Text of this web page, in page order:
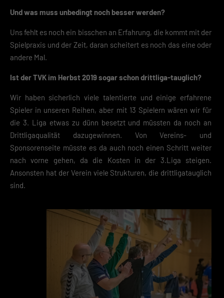
Und was muss unbedingt noch besser werden?
Uns fehlt es noch ein bisschen an Erfahrung, die kommt mit der
Spielpraxis und der Zeit, daran scheitert es noch das eine oder
andere Mal.
Ist der TVK im Herbst 2019 sogar schon drittliga-tauglich?
Wir haben sicherlich viele talentierte und einige erfahrene
Spieler in unseren Reihen, aber mit 13 Spielern wären wir für
die 3. Liga etwas zu dünn besetzt und müssten da noch an
Drittligaqualität dazugewinnen. Von Vereins- und
Sponsorenseite müsste es da auch noch einen Schritt weiter
nach vorne gehen, da die Kosten in der 3.Liga steigen.
Ansonsten hat der Verein viele Strukturen, die drittligatauglich
sind.